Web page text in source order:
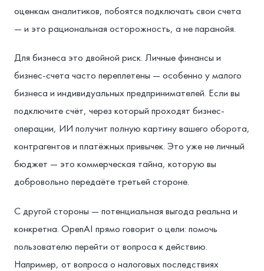
оценкам аналитиков, побоятся подключать свои счета
— и это рациональная осторожность, а не паранойя.
Для бизнеса это двойной риск. Личные финансы и
бизнес-счета часто переплетены — особенно у малого
бизнеса и индивидуальных предпринимателей. Если вы
подключите счёт, через который проходят бизнес-
операции, ИИ получит полную картину вашего оборота,
контрагентов и платёжных привычек. Это уже не личный
бюджет — это коммерческая тайна, которую вы
добровольно передаёте третьей стороне.
С другой стороны — потенциальная выгода реальна и
конкретна. OpenAI прямо говорит о цели: помочь
пользователю перейти от вопроса к действию.
Например, от вопроса о налоговых последствиях